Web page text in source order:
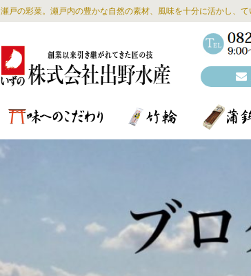
瀬戸の彩菜。瀬戸内の豊かな自然の素材、風味を十分に活かし、て